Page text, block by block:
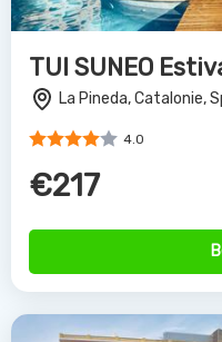
TUI SUNEO
La Pineda, Catalonie,
4.0
€217